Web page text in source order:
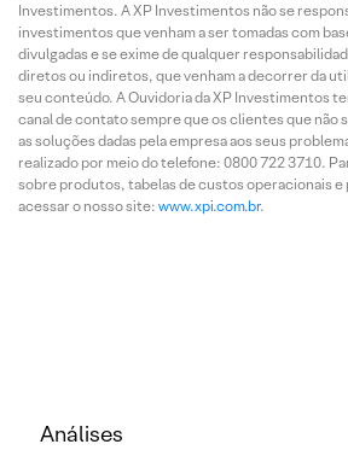
Investimentos. A XP Investimentos não se
investimentos que venham a ser tomadas com
divulgadas e se exime de qualquer
diretos ou indiretos, que venham a decorrer da
seu conteúdo. A Ouvidoria da XP Investimentos
canal de contato sempre que os clientes que não
as soluções dadas pela empresa aos seus
realizado por meio do telefone: 0800 722 3710.
sobre produtos, tabelas de custos operacionais
acessar o nosso site: www.xpi.com.br.
Análises